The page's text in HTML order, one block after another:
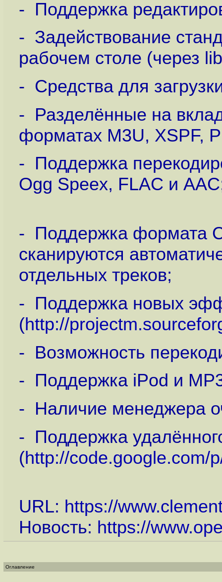
- Поддержка
- Задействование
рабочем столе (через
- Средства для
- Разделённые на
форматах M3U, XSPF,
- Поддержка
Ogg Speex, FLAC и
- Поддержка формата
сканируются
отдельных треков;
- Поддержка новых
(http://
- Возможность
- Поддержка iPod и
- Наличие менеджера
- Поддержка
(http://code.google.com/
URL: https://
Новость: https://
Оглавление